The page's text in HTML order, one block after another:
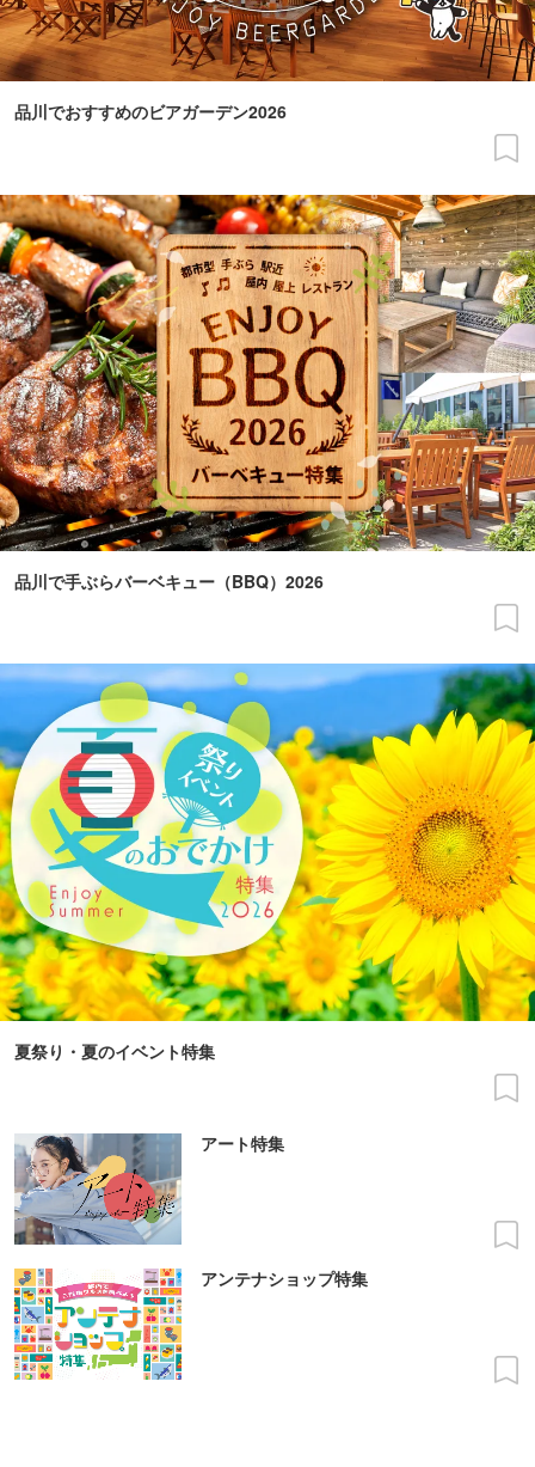
品川でおすすめのビアガーデン2026
品川で手ぶらバーベキュー（BBQ）2026
夏祭り・夏のイベント特集
アート特集
アンテナショップ特集